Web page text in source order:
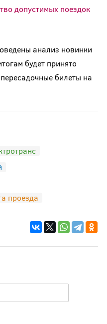
допустимых поездок
анализ новинки
будет принято
билеты на
проезда